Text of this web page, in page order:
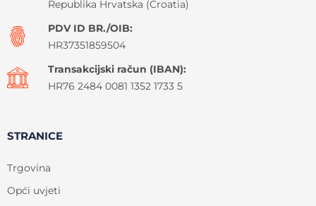
Republika Hrvatska (Croatia)
PDV ID BR./OIB:
HR37351859504
Transakcijski račun (IBAN):
HR76 2484 0081 1352 1733 5
STRANICE
Trgovina
Opći uvjeti